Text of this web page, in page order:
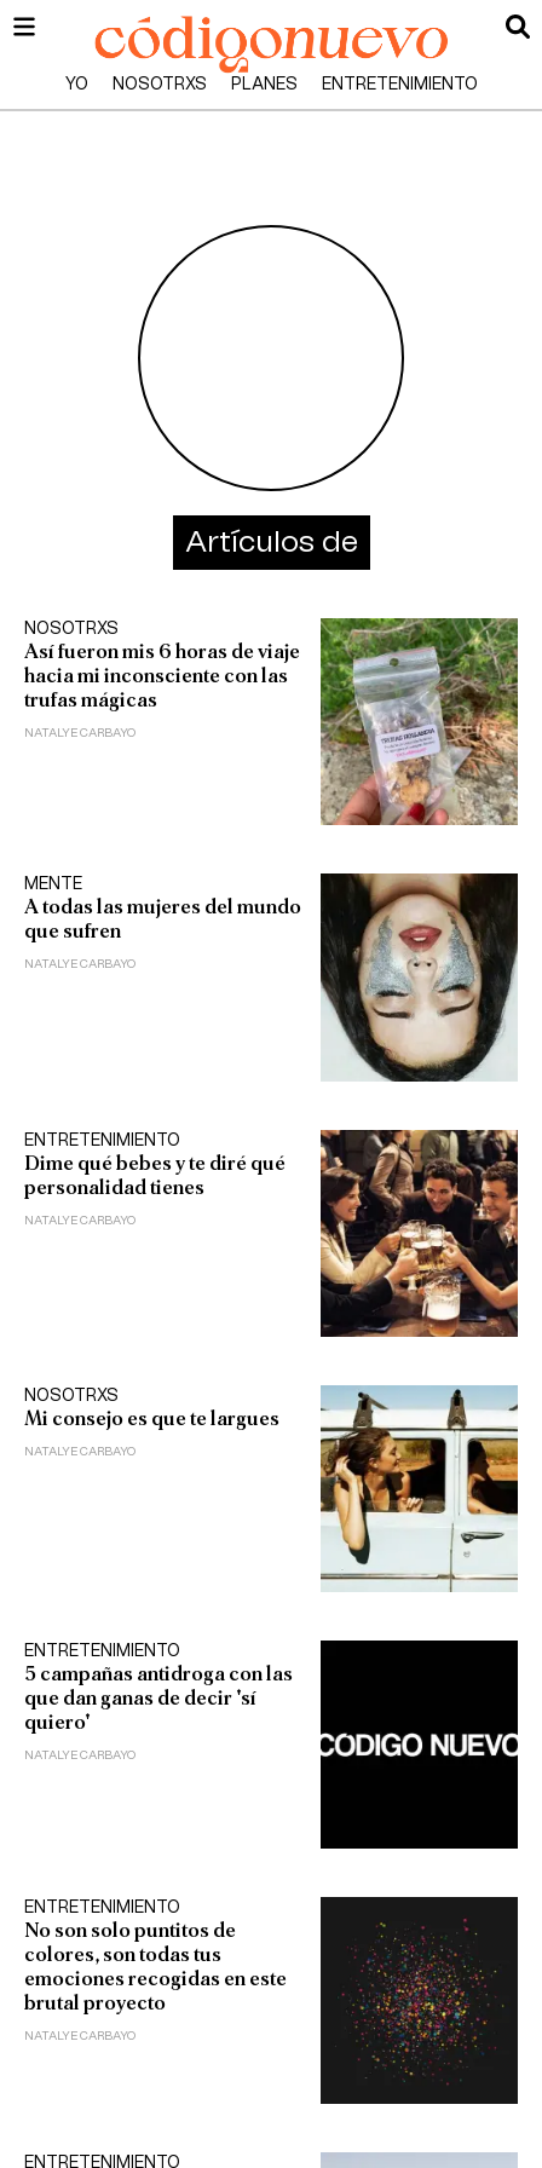
YO NOSOTRXS PLANES ENTRETENIMIENTO
Artículos de
NOSOTRXS
Así fueron mis 6 horas de viaje
hacia mi inconsciente con las
trufas mágicas
NATALYE CARBAYO
MENTE
A todas las mujeres del mundo
que sufren
NATALYE CARBAYO
ENTRETENIMIENTO
Dime qué bebes y te diré qué
personalidad tienes
NATALYE CARBAYO
NOSOTRXS
Mi consejo es que te largues
NATALYE CARBAYO
ENTRETENIMIENTO
5 campañas antidroga con las
que dan ganas de decir 'sí
quiero'
NATALYE CARBAYO
ENTRETENIMIENTO
No son solo puntitos de
colores, son todas tus
emociones recogidas en este
brutal proyecto
NATALYE CARBAYO
ENTRETENIMIENTO